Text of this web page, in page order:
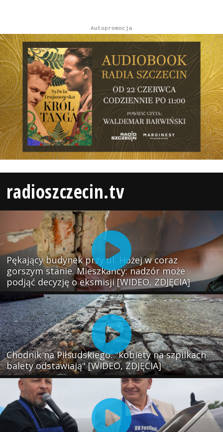
Autopromocja
radioszczecin.tv
Pękający budynek przy ul. Hożej w coraz
gorszym stanie. Mieszkańcy: nadzór może
podjąć decyzję o eksmisji [WIDEO, ZDJĘCIA]
Chodnik na Piłsudskiego: "kobiety na szpilkach
balety odstawiają" [WIDEO, ZDJĘCIA]